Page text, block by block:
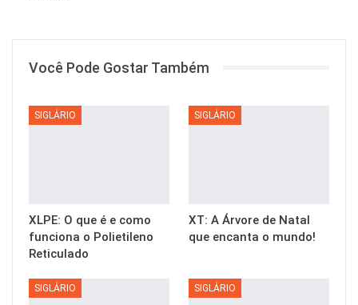
Você Pode Gostar Também
SIGLÁRIO
XLPE: O que é e como
funciona o Polietileno
Reticulado
SIGLÁRIO
XT: A Árvore de Natal
que encanta o mundo!
SIGLÁRIO SIGLÁRIO